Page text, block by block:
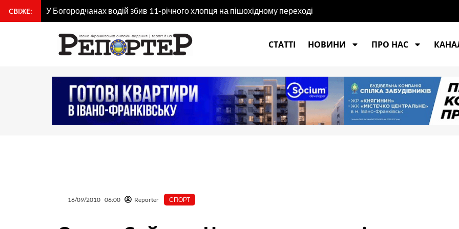
вмісту
СВІЖЕ: У Богородчанах водій збив 11-річного хлопця на пішохідному переході
СТАТТІ
НОВИНИ ПРО НАС
16/09/2010 06:00 Reporter СПОРТ